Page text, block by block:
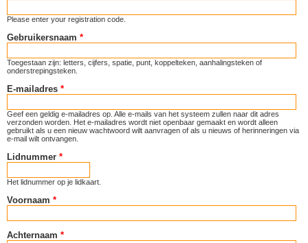
Please enter your registration code.
Gebruikersnaam *
Toegestaan zijn: letters, cijfers, spatie, punt, koppelteken, aanhalingsteken of
onderstrepingsteken.
E-mailadres *
Geef een geldig e-mailadres op. Alle e-mails van het systeem zullen naar dit adres
verzonden worden. Het e-mailadres wordt niet openbaar gemaakt en wordt alleen
gebruikt als u een nieuw wachtwoord wilt aanvragen of als u nieuws of herinneringen via
e-mail wilt ontvangen.
Lidnummer *
Het lidnummer op je lidkaart.
Voornaam *
Achternaam *